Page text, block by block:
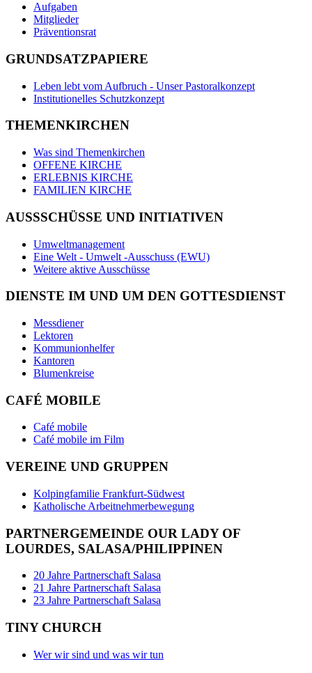
Aufgaben
Mitglieder
Präventionsrat
GRUNDSATZPAPIERE
Leben lebt vom Aufbruch - Unser Pastoralkonzept
Institutionelles Schutzkonzept
THEMENKIRCHEN
Was sind Themenkirchen
OFFENE KIRCHE
ERLEBNIS KIRCHE
FAMILIEN KIRCHE
AUSSSCHÜSSE UND INITIATIVEN
Umweltmanagement
Eine Welt - Umwelt -Ausschuss (EWU)
Weitere aktive Ausschüsse
DIENSTE IM UND UM DEN GOTTESDIENST
Messdiener
Lektoren
Kommunionhelfer
Kantoren
Blumenkreise
CAFÉ MOBILE
Café mobile
Café mobile im Film
VEREINE UND GRUPPEN
Kolpingfamilie Frankfurt-Südwest
Katholische Arbeitnehmerbewegung
PARTNERGEMEINDE OUR LADY OF
LOURDES, SALASA/PHILIPPINEN
20 Jahre Partnerschaft Salasa
21 Jahre Partnerschaft Salasa
23 Jahre Partnerschaft Salasa
TINY CHURCH
Wer wir sind und was wir tun